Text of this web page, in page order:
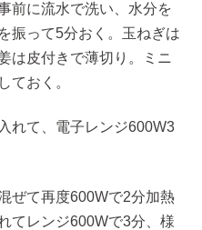
前に流水で洗い、水分を
振って5分おく。玉ねぎは
は皮付きで薄切り。ミニ
ておく。
れて、電子レンジ600W3
ぜて再度600Wで2分加熱
てレンジ600Wで3分、様